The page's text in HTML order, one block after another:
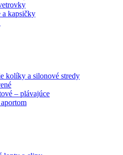
kapsičky
kolíky a silonové stredy
– plávajúce